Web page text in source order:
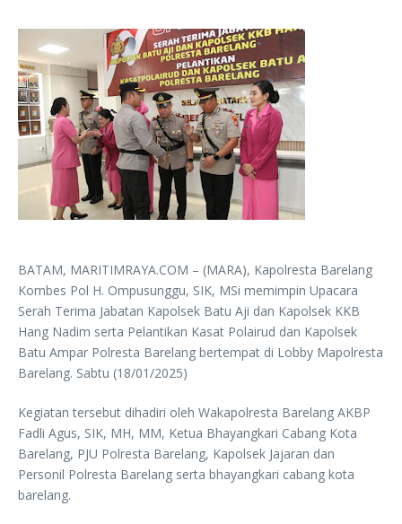
BATAM, MARITIMRAYA.COM – (MARA), Kapolresta Barelang
Kombes Pol H. Ompusunggu, SIK, MSi memimpin Upacara
Serah Terima Jabatan Kapolsek Batu Aji dan Kapolsek KKB
Hang Nadim serta Pelantikan Kasat Polairud dan Kapolsek
Batu Ampar Polresta Barelang bertempat di Lobby Mapolresta
Barelang. Sabtu (18/01/2025)
Kegiatan tersebut dihadiri oleh Wakapolresta Barelang AKBP
Fadli Agus, SIK, MH, MM, Ketua Bhayangkari Cabang Kota
Barelang, PJU Polresta Barelang, Kapolsek Jajaran dan
Personil Polresta Barelang serta bhayangkari cabang kota
barelang.